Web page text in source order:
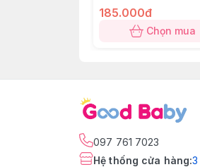
Hướng dẫn sử
- Bước 1: Mở túi
- Bước 3: Điều
kéo rộng phần nếp
- Bước 4: Thay
185.000đ
Chọn mua
097 761 7023
Hệ thống cửa hàng:3